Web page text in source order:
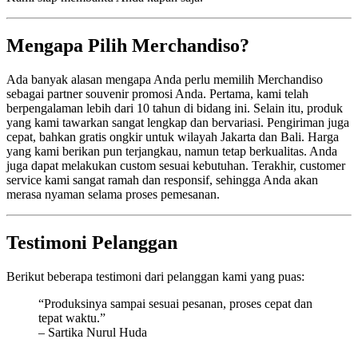
Mengapa Pilih Merchandiso?
Ada banyak alasan mengapa Anda perlu memilih Merchandiso
sebagai partner souvenir promosi Anda. Pertama, kami telah
berpengalaman lebih dari 10 tahun di bidang ini. Selain itu, produk
yang kami tawarkan sangat lengkap dan bervariasi. Pengiriman juga
cepat, bahkan gratis ongkir untuk wilayah Jakarta dan Bali. Harga
yang kami berikan pun terjangkau, namun tetap berkualitas. Anda
juga dapat melakukan custom sesuai kebutuhan. Terakhir, customer
service kami sangat ramah dan responsif, sehingga Anda akan
merasa nyaman selama proses pemesanan.
Testimoni Pelanggan
Berikut beberapa testimoni dari pelanggan kami yang puas:
“Produksinya sampai sesuai pesanan, proses cepat dan
tepat waktu.”
– Sartika Nurul Huda